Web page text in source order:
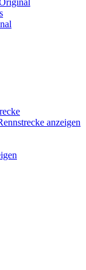
anzeigen